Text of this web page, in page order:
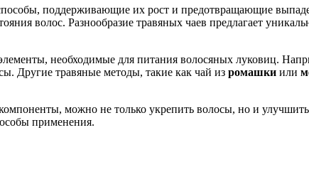
поддерживающие их рост и предотвращающие
волос. Разнообразие травяных чаев предлагает
необходимые для питания волосяных луковиц.
Другие травяные методы, такие как чай из ромашки или
можно не только укрепить волосы, но и
применения.